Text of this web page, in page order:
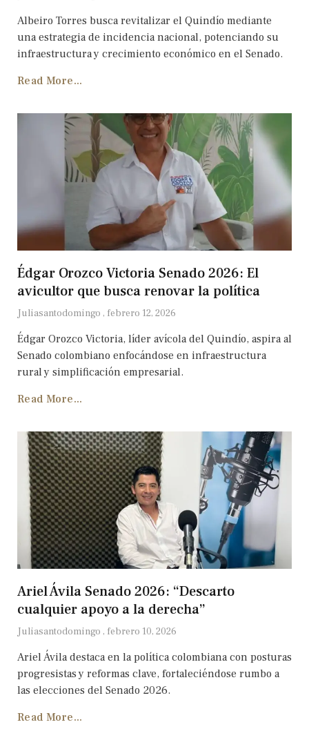
Albeiro Torres busca revitalizar el Quindío mediante
una estrategia de incidencia nacional, potenciando su
infraestructura y crecimiento económico en el Senado.
Read More...
Édgar Orozco Victoria Senado 2026: El
avicultor que busca renovar la política
Juliasantodomingo febrero 12, 2026
Édgar Orozco Victoria, líder avícola del Quindío, aspira al
Senado colombiano enfocándose en infraestructura
rural y simplificación empresarial.
Read More...
Ariel Ávila Senado 2026: “Descarto
cualquier apoyo a la derecha”
Juliasantodomingo febrero 10, 2026
Ariel Ávila destaca en la política colombiana con posturas
progresistas y reformas clave, fortaleciéndose rumbo a
las elecciones del Senado 2026.
Read More...